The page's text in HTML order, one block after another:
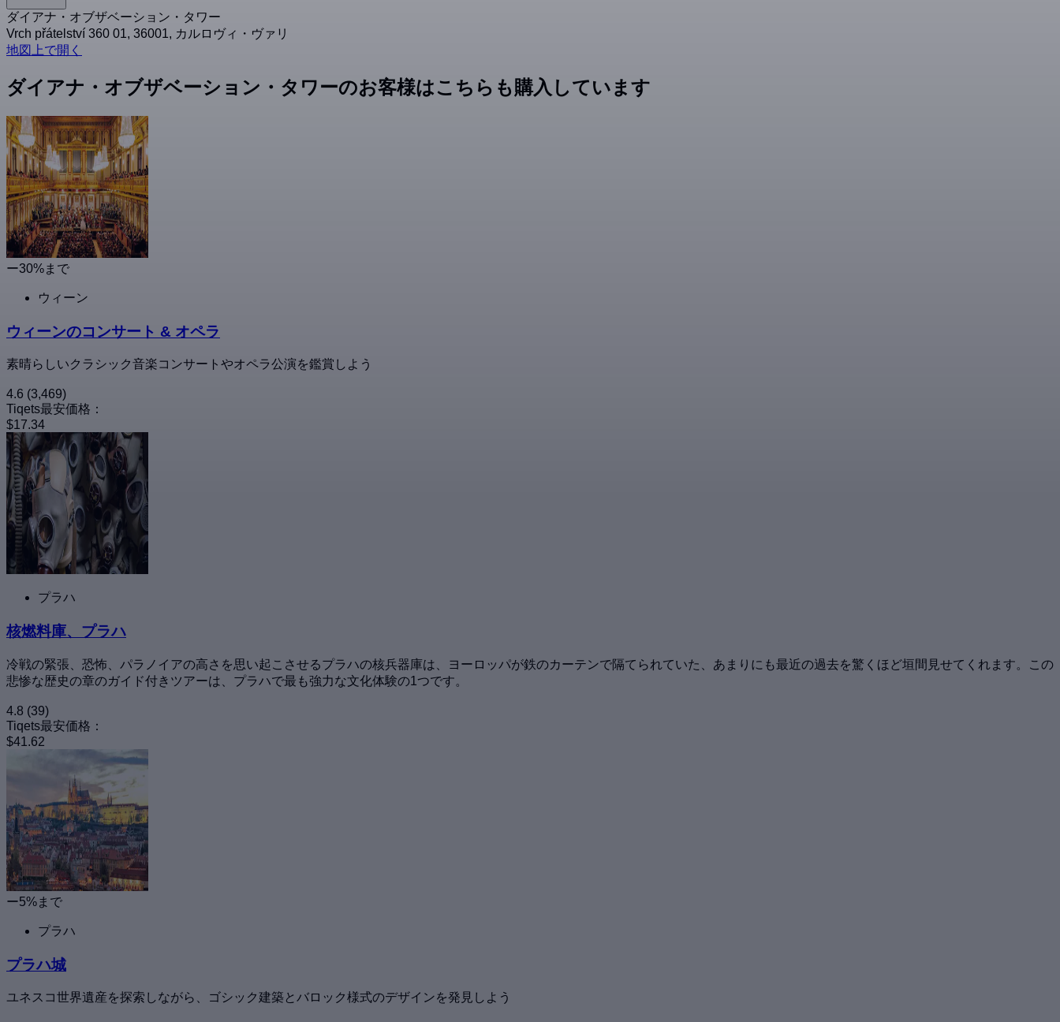
ダイアナ・オブザベーション・タワー
Vrch přátelství 360 01, 36001, カルロヴィ・ヴァリ
地図上で開く
ダイアナ・オブザベーション・タワーのお客様はこちらも購入しています
ー30%まで
ウィーン
ウィーンのコンサート & オペラ
素晴らしいクラシック音楽コンサートやオペラ公演を鑑賞しよう
4.6 (3,469)
Tiqets最安価格：
$17.34
プラハ
核燃料庫、プラハ
冷戦の緊張、恐怖、パラノイアの高さを思い起こさせるプラハの核兵器庫は、ヨーロッパが鉄のカーテンで隔てられていた、あまりにも最近の過去を驚くほど垣間見せてくれます。この
悲惨な歴史の章のガイド付きツアーは、プラハで最も強力な文化体験の1つです。
4.8 (39)
Tiqets最安価格：
$41.62
ー5%まで
プラハ
プラハ城
ユネスコ世界遺産を探索しながら、ゴシック建築とバロック様式のデザインを発見しよう